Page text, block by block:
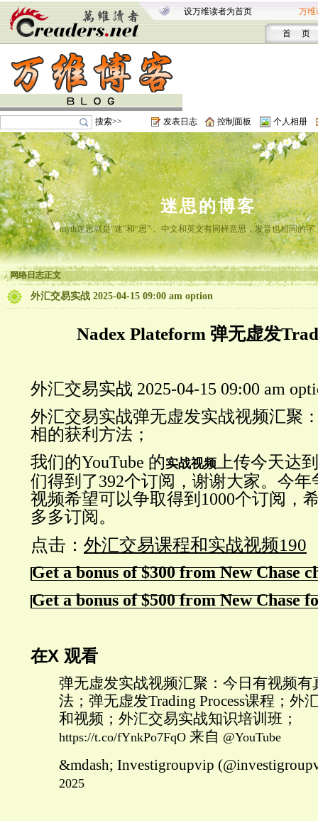
设万维读者为首页 万维
首 页
搜索>> 发表日志 控制面板 个人相册
迷思的博客
myth迷思就是“迷”和“思” 。中文和英文有同样意思，发音也相同的字
网络日志正文
外汇交易实战 2025-04-15 09:00 am option
Nadex Plateform 弹无虚发
外汇交易实战 2025-04-15 09:00 am
外汇交易实战弹无虚发实战视频汇聚
相的获利方法；
我们的YouTube 的实战视频 上传今天达
们得到了392个订阅，谢谢大家。今年
视频希望可以争取得到1000个订阅，
多多订阅。
点击： 外汇交易课程和实战视频190
Get a bonus of $300 from New Chase
Get a bonus of $500 from New Chase
在X 观看
弹无虚发实战视频汇聚：今日有视频有
法；弹无虚发Trading Process课程；外
和视频；外汇交易实战知识培训班；
https://t.co/fYnkPo7FqO 来自 @YouTube
&mdash; Investigroupvip
2025